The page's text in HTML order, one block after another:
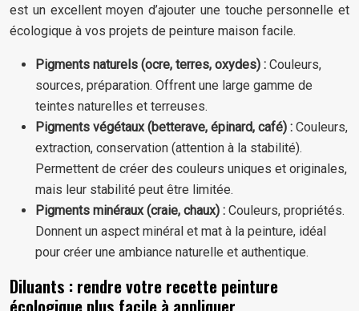
est un excellent moyen d’ajouter une touche personnelle et
écologique à vos projets de peinture maison facile.
Pigments naturels (ocre, terres, oxydes) : Couleurs,
sources, préparation. Offrent une large gamme de
teintes naturelles et terreuses.
Pigments végétaux (betterave, épinard, café) : Couleurs,
extraction, conservation (attention à la stabilité).
Permettent de créer des couleurs uniques et originales,
mais leur stabilité peut être limitée.
Pigments minéraux (craie, chaux) : Couleurs, propriétés.
Donnent un aspect minéral et mat à la peinture, idéal
pour créer une ambiance naturelle et authentique.
Diluants : rendre votre recette peinture
écologique plus facile à appliquer